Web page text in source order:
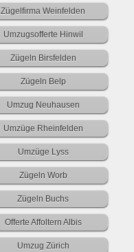
Zügelfirma Weinfelden
Umzugsofferte Hinwil
Zügeln Birsfelden
Zügeln Belp
Umzug Neuhausen
Umzüge Rheinfelden
Umzüge Lyss
Zügeln Worb
Zügeln Buchs
Offerte Affoltern Albis
Umzug Zürich